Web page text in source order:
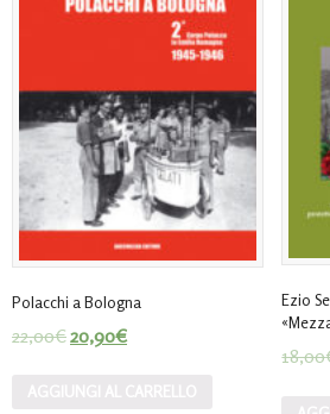
Polacchi a Bologna
22,00€20,90€
Ezio
18,00